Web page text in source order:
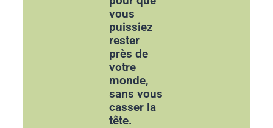
vous
puissiez
rester
près de
votre
monde,
sans vous
casser la
tête.